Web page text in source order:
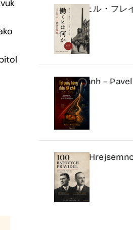
の原理』パヴェル・フレイセム
tắc kinh doanh – Pavel
– Pavel Hrejsemnou